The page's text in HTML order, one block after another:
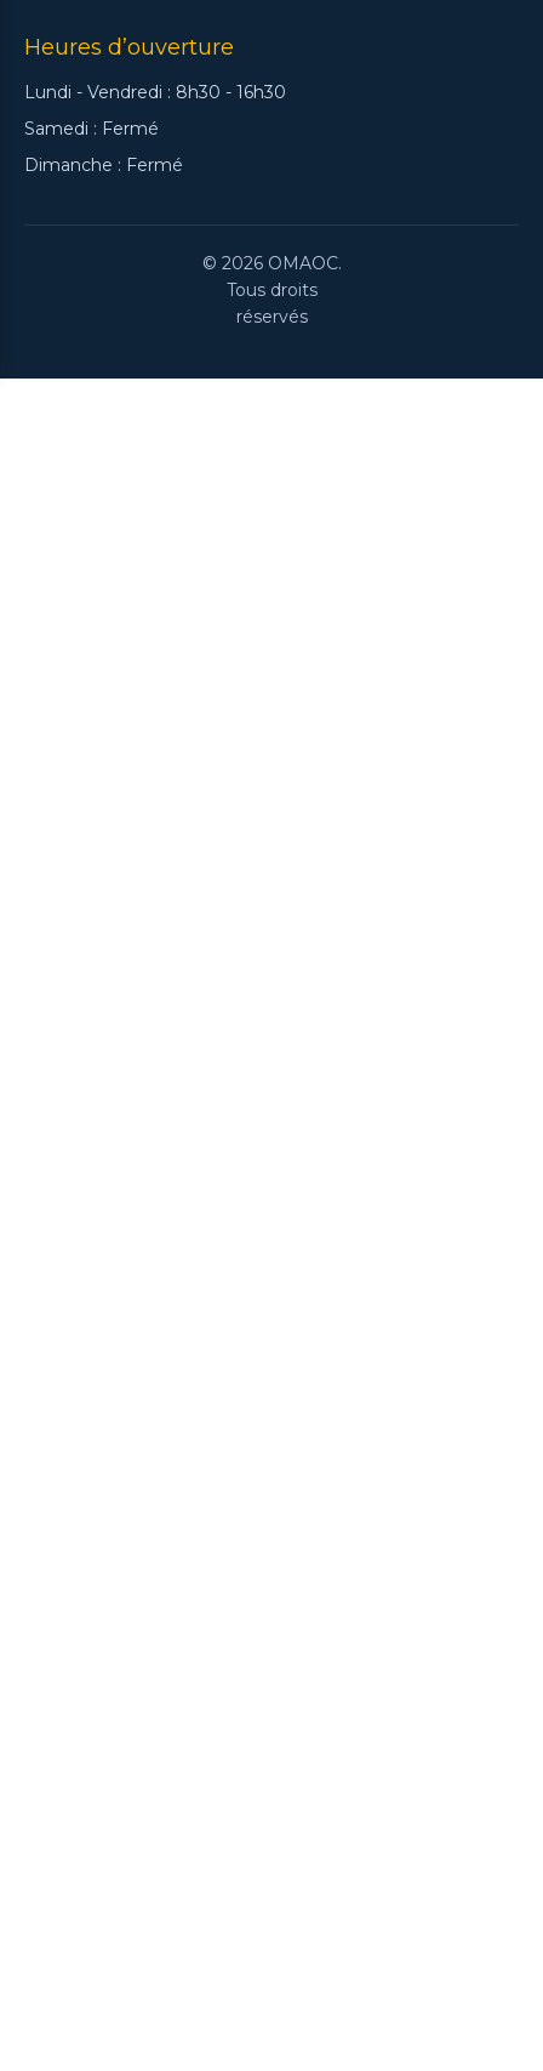
Heures d’ouverture
Lundi - Vendredi : 8h30 - 16h30
Samedi : Fermé
Dimanche : Fermé
© 2026 OMAOC.
Tous droits
réservés